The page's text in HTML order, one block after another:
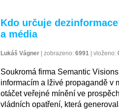
Kdo určuje
a média
Lukáš Vágner zobrazeno: 6991 vloženo:
Soukromá firma Semantic
informacím a lživé propagandě v
otáčet veřejné mínění ve
vládních opatření, která